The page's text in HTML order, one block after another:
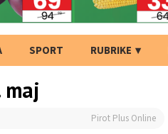
SPORT RUBRIKE
Pirot Plus Online